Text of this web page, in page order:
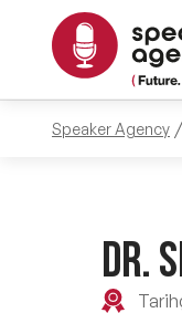
Speaker Agency
DR.